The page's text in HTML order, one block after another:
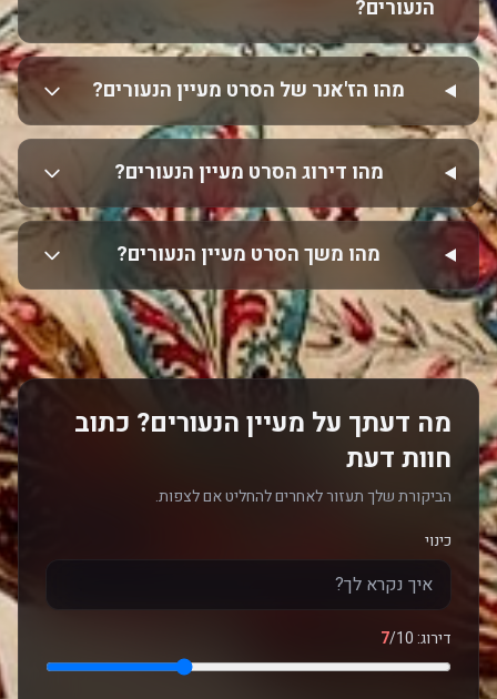
הנעורים?
מהו הז'אנר של הסרט מעיין הנעורים?
מהו דירוג הסרט מעיין הנעורים?
מהו משך הסרט מעיין הנעורים?
מה דעתך על מעיין הנעורים? כתוב
חוות דעת
הביקורת שלך תעזור לאחרים להחליט אם לצפות.
כינוי
דירוג: 7/10